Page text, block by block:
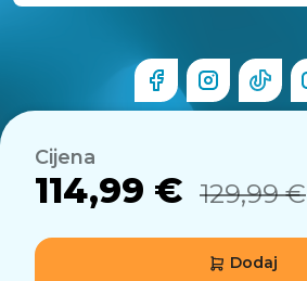
Cijena
114,99 € 129,99 €
Dodaj